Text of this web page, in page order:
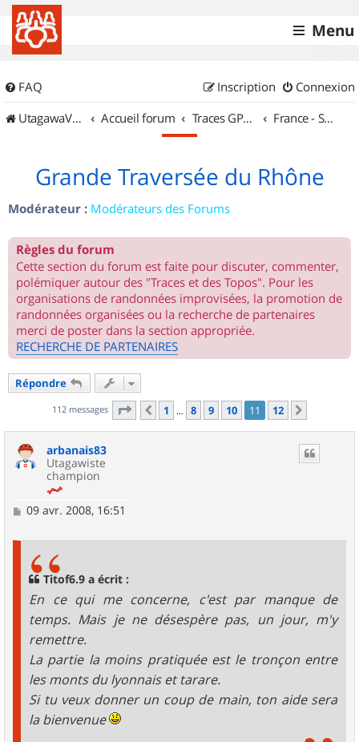
Menu
FAQ Connexion
Inscription
UtagawaVTT (Randos VTT et VTTAE avec traces GPS)
Accueil forum Traces GPS de randos VTT France - Sud Est
Grande Traversée du Rhône
Modérateur : Modérateurs des Forums
Règles du forum
Cette section du forum est faite pour discuter, commenter,
polémiquer autour des "Traces et des Topos". Pour les
organisations de randonnées improvisées, la promotion de
randonnées organisées ou la recherche de partenaires
merci de poster dans la section appropriée.
RECHERCHE DE PARTENAIRES
Répondre
112 messages Page 11 sur12
Précédent
1 … 8 9 10 11 12
arbanais83
Utagawiste
champion
M
09 avr. 2008, 16:51
Titof6.9 a écrit :
En ce qui me concerne, c'est par manque de
temps. Mais je ne désespère pas, un jour, m'y
remettre.
La partie la moins pratiquée est le tronçon entre
les monts du lyonnais et tarare.
Si tu veux donner un coup de main, ton aide sera
la bienvenue